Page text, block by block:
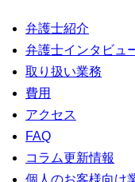
弁護士紹介
弁護士インタビュ
取り扱い業務
費用
アクセス
FAQ
コラム更新情報
個人のお客様向け